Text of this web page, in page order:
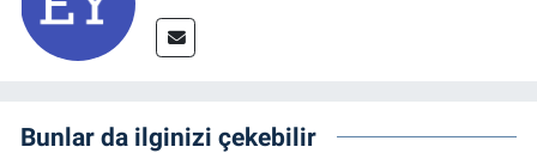
Bunlar da ilginizi çekebilir